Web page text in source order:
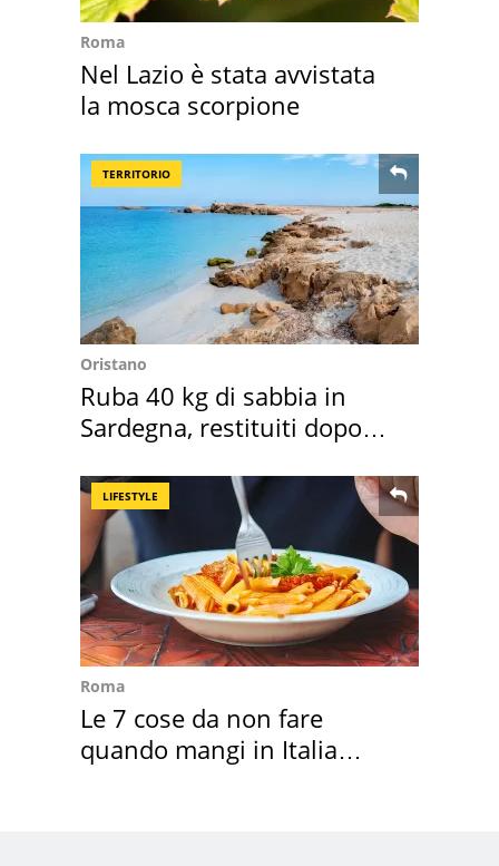
Roma
Nel Lazio è stata avvistata
la mosca scorpione
TERRITORIO
Oristano
Ruba 40 kg di sabbia in
Sardegna, restituiti dopo
LIFESTYLE
Roma
Le 7 cose da non fare
quando mangi in Italia